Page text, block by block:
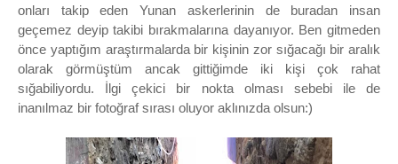
onları takip eden Yunan askerlerinin de buradan insan
geçemez deyip takibi bırakmalarına dayanıyor. Ben gitmeden
önce yaptığım araştırmalarda bir kişinin zor sığacağı bir aralık
olarak görmüştüm ancak gittiğimde iki kişi çok rahat
sığabiliyordu. İlgi çekici bir nokta olması sebebi ile de
inanılmaz bir fotoğraf sırası oluyor aklınızda olsun:)